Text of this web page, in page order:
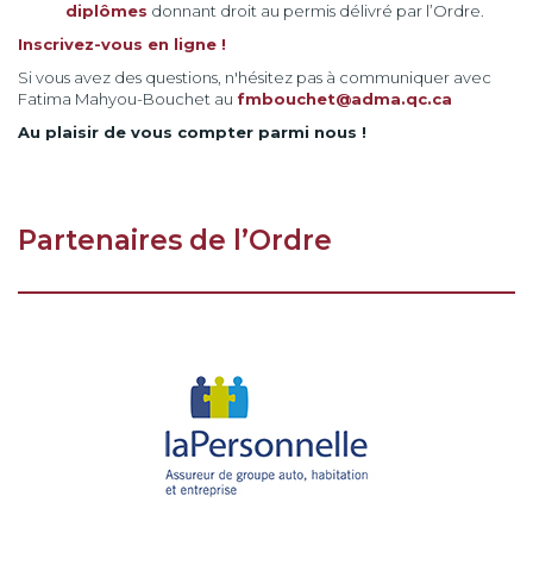
diplômes donnant droit au permis délivré par l’Ordre.
Inscrivez-vous en ligne !
Si vous avez des questions, n'hésitez pas à communiquer avec
Fatima Mahyou-Bouchet au fmbouchet@adma.qc.ca
Au plaisir de vous compter parmi nous !
Partenaires de l’Ordre